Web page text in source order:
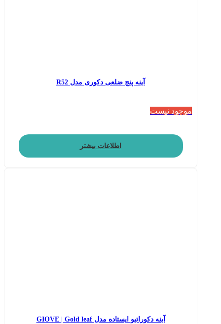
آینه پنج ضلعی دکوری مدل R52
موجود نیست
اطلاعات بیشتر
آینه دکوراتیو ایستاده مدل GIOVE | Gold leaf